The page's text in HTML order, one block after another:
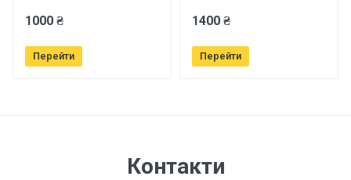
Ваше ім'я
1000 ₴
Перейти
1400 ₴
Перейти
Контакти